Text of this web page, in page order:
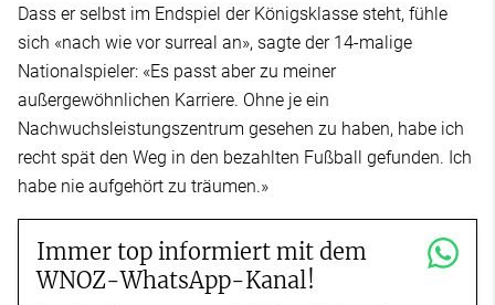
Dass er selbst im Endspiel der Königsklasse steht, fühle
sich «nach wie vor surreal an», sagte der 14-malige
Nationalspieler: «Es passt aber zu meiner
außergewöhnlichen Karriere. Ohne je ein
Nachwuchsleistungszentrum gesehen zu haben, habe ich
recht spät den Weg in den bezahlten Fußball gefunden. Ich
habe nie aufgehört zu träumen.»
Immer top informiert mit dem
WNOZ-WhatsApp-Kanal!